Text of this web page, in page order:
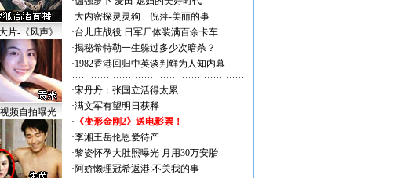
片-《风声》
频自拍曝光
·大内密探灵灵狗
倪萍-美丽的事
·台儿庄战役 日军尸体装满百余卡车
·揭秘希特勒一生躲过多少次暗杀？
·1982香港回归中英谈判鲜为人知内幕
·宋丹丹：张国立活得太累
·满文军有望明日获释
· 《变形金刚2》送电影票！
·李湘王岳伦恩爱待产
·黎姿怀孕大肚照曝光 月用30万安胎
·阿娇懒理冠希返港:不关我的事